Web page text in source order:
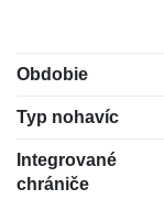
Obdobie
Typ nohavíc
Integrované
chrániče